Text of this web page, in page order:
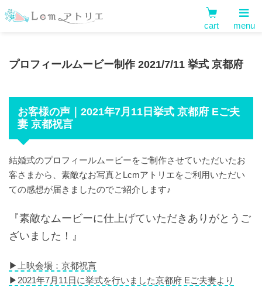
cart menu
プロフィールムービー制作 2021/7/11 挙式 京都府
お客様の声｜2021年7月11日挙式 京都府 Eご夫
妻 京都祝言
結婚式のプロフィールムービーをご制作させていただいたお
客さまから、素敵なお写真とLcmアトリエをご利用いただい
ての感想が届きましたのでご紹介します♪
『素敵なムービーに仕上げていただきありがとうご
ざいました！』
▶︎上映会場：京都祝言
▶︎2021年7月11日に挙式を行いました京都府 Eご夫妻より